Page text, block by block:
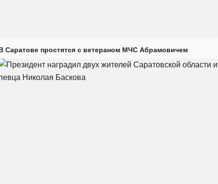
Саратове простятся с ветераном МЧС Абрамовичем